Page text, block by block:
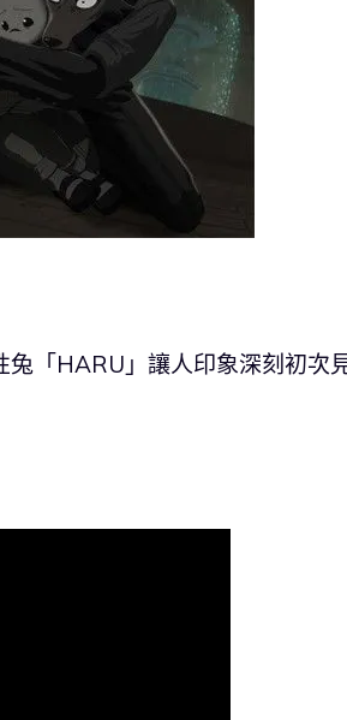
兔「HARU」讓人印象深刻初次